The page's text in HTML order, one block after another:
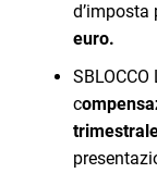
d’imposta
euro.
c